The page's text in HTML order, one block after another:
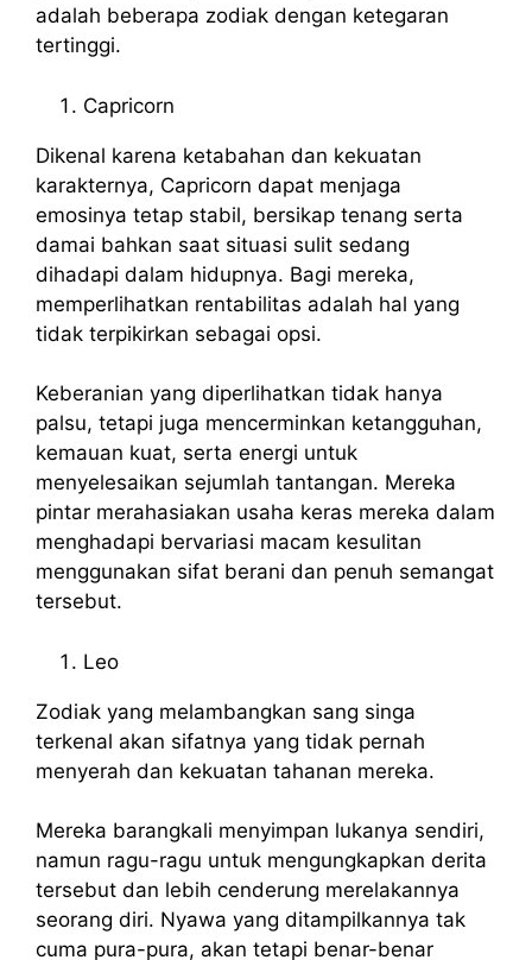
adalah beberapa zodiak dengan ketegaran
tertinggi.
Capricorn
Dikenal karena ketabahan dan kekuatan
karakternya, Capricorn dapat menjaga
emosinya tetap stabil, bersikap tenang serta
damai bahkan saat situasi sulit sedang
dihadapi dalam hidupnya. Bagi mereka,
memperlihatkan rentabilitas adalah hal yang
tidak terpikirkan sebagai opsi.
Keberanian yang diperlihatkan tidak hanya
palsu, tetapi juga mencerminkan ketangguhan,
kemauan kuat, serta energi untuk
menyelesaikan sejumlah tantangan. Mereka
pintar merahasiakan usaha keras mereka dalam
menghadapi bervariasi macam kesulitan
menggunakan sifat berani dan penuh semangat
tersebut.
Leo
Zodiak yang melambangkan sang singa
terkenal akan sifatnya yang tidak pernah
menyerah dan kekuatan tahanan mereka.
Mereka barangkali menyimpan lukanya sendiri,
namun ragu-ragu untuk mengungkapkan derita
tersebut dan lebih cenderung merelakannya
seorang diri. Nyawa yang ditampilkannya tak
cuma pura-pura, akan tetapi benar-benar